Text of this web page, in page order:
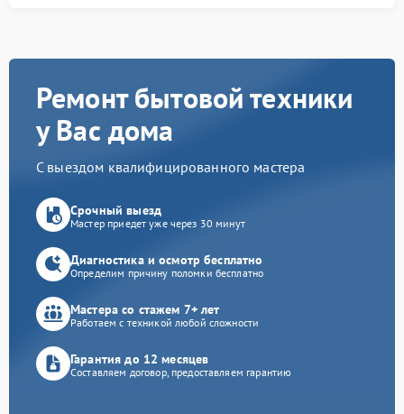
Ремонт бытовой техники
у Вас дома
С выездом квалифицированного мастера
Срочный выезд
Мастер приедет уже через 30 минут
Диагностика и осмотр бесплатно
Определим причину поломки бесплатно
Мастера со стажем 7+ лет
Работаем с техникой любой сложности
Гарантия до 12 месяцев
Составляем договор, предоставляем гарантию